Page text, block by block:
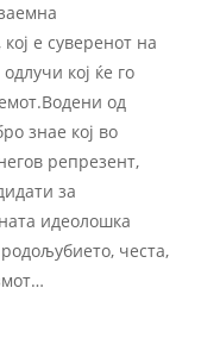
е суверенот на
кој ќе го
од
знае кој во
репрезент,
за
идеолошка
честа,